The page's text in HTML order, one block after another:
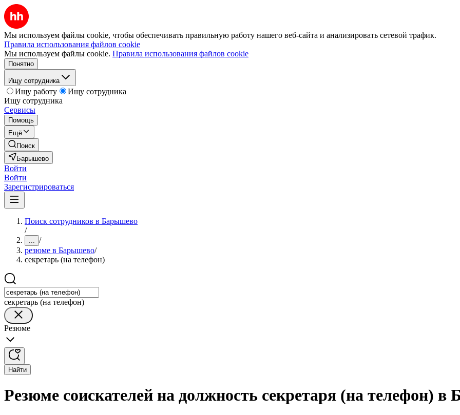
Мы используем файлы cookie, чтобы обеспечивать правильную работу нашего веб-сайта и анализировать сетевой трафик.
Правила использования файлов cookie
Мы используем файлы cookie. Правила использования файлов cookie
Понятно
Ищу сотрудника
Ищу работу
Ищу сотрудника
Ищу сотрудника
Сервисы
Помощь
Ещё
Поиск
Барышево
Войти
Войти
Зарегистрироваться
Поиск сотрудников в Барышево
/
... /
резюме в Барышево/
секретарь (на телефон)
секретарь (на телефон)
Резюме
Найти
Резюме соискателей на должность секретаря (на телефон)